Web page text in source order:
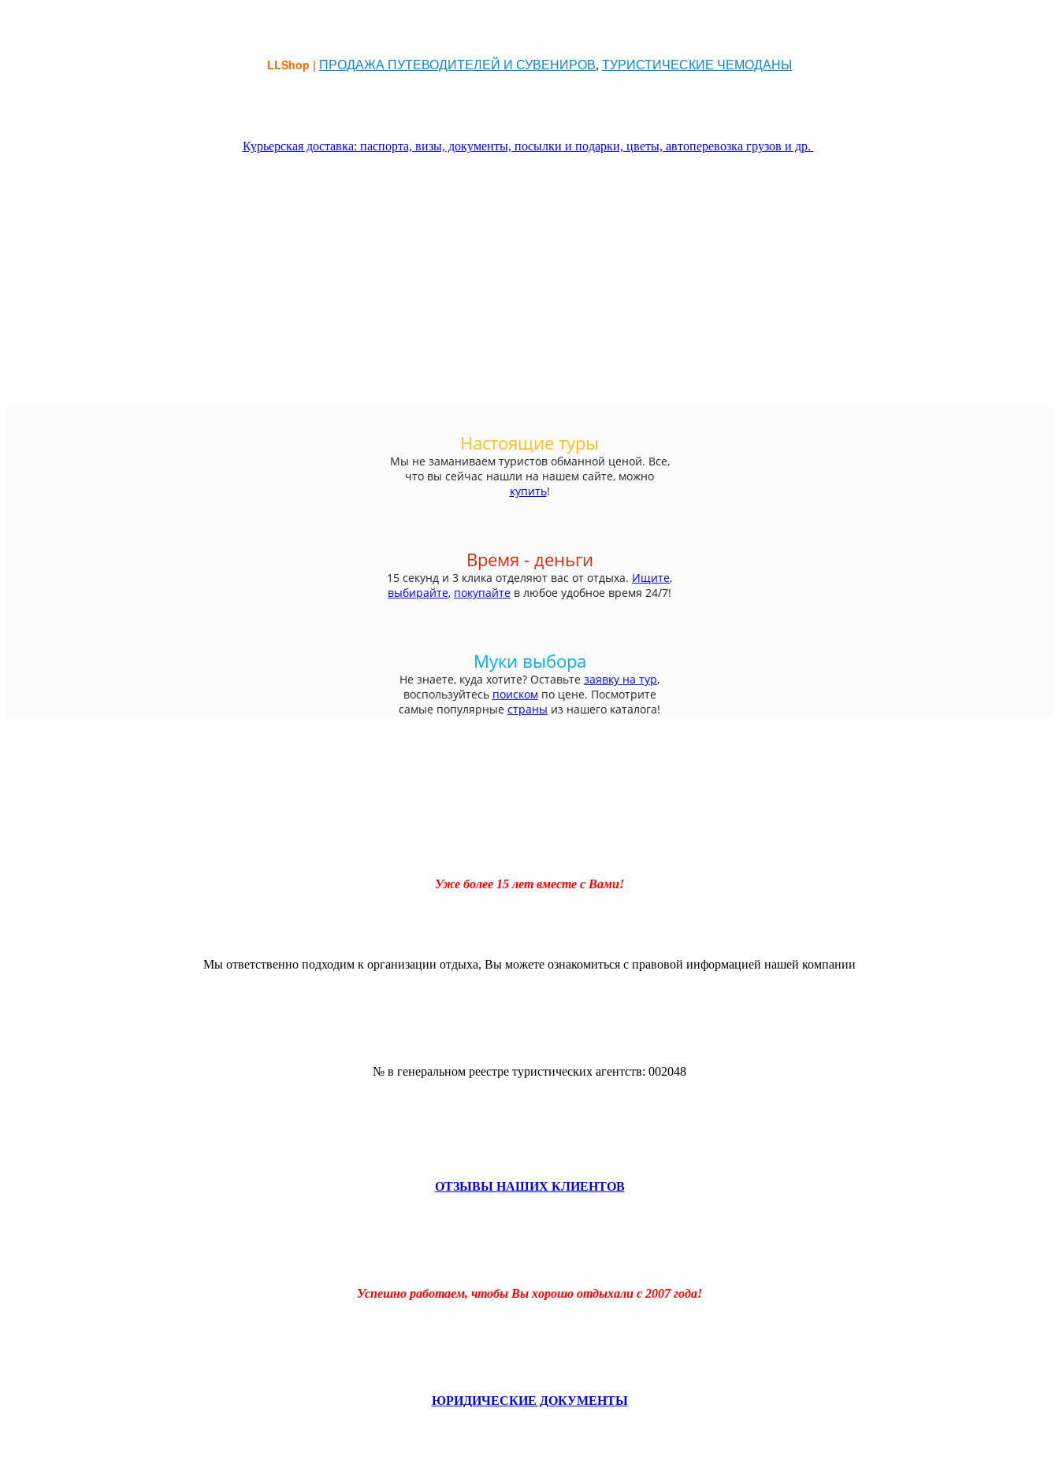
LLShop | ПРОДАЖА ПУТЕВОДИТЕЛЕЙ И СУВЕНИРОВ, ТУРИСТИЧЕСКИЕ ЧЕМОДАНЫ
Курьерская доставка: паспорта, визы, документы, посылки и подарки, цветы, автоперевозка грузов и др.
Настоящие туры
Мы не заманиваем туристов обманной ценой. Все,
что вы сейчас нашли на нашем сайте, можно
купить!
Время - деньги
15 секунд и 3 клика отделяют вас от отдыха. Ищите,
выбирайте, покупайте в любое удобное время 24/7!
Муки выбора
Не знаете, куда хотите? Оставьте заявку на тур,
воспользуйтесь поиском по цене. Посмотрите
самые популярные страны из нашего каталога!
Уже более 15 лет вместе с Вами!
Мы ответственно подходим к организации отдыха, Вы можете ознакомиться с правовой информацией нашей компании
№ в генеральном реестре туристических агентств: 002048
ОТЗЫВЫ НАШИХ КЛИЕНТОВ
Успешно работаем, чтобы Вы хорошо отдыхали c 2007 года!
ЮРИДИЧЕСКИЕ ДОКУМЕНТЫ